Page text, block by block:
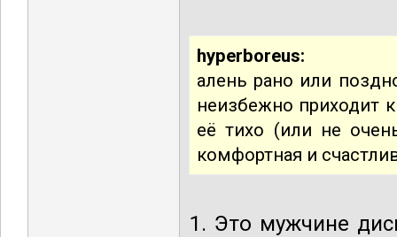
hyperboreus:
алень рано или
неизбежно приходит
её тихо (или не
комфортная и
1. Это мужчине